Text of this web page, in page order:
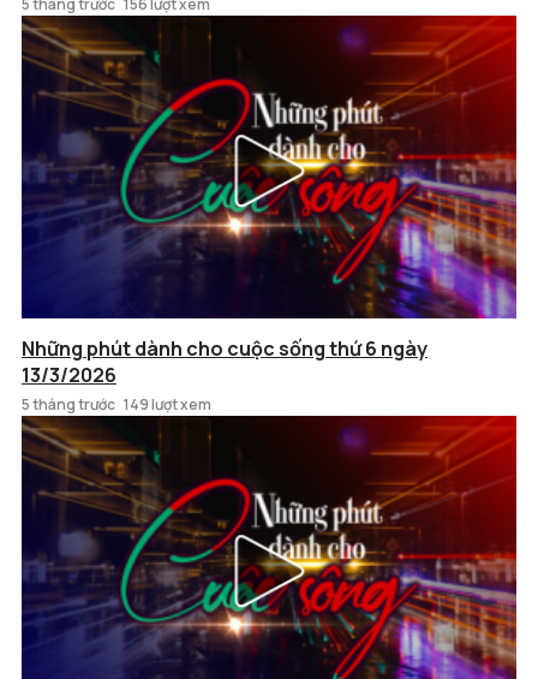
5 tháng trước 156 lượt xem
Những phút dành cho cuộc sống thứ 6 ngày
13/3/2026
5 tháng trước 149 lượt xem